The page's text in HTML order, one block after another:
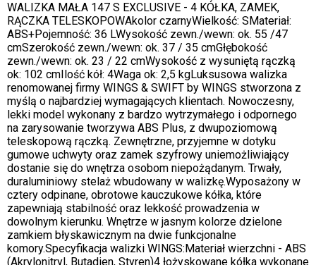
WALIZKA MAŁA 147 S EXCLUSIVE - 4 KÓŁKA, ZAMEK,
RĄCZKA TELESKOPOWAkolor czarnyWielkość: SMateriał:
ABS+Pojemność: 36 LWysokość zewn./wewn: ok. 55 /47
cmSzerokość zewn./wewn: ok. 37 / 35 cmGłębokość
zewn./wewn: ok. 23 / 22 cmWysokość z wysuniętą rączką
ok: 102 cmIlość kół: 4Waga ok: 2,5 kgLuksusowa walizka
renomowanej firmy WINGS & SWIFT by WINGS stworzona z
myślą o najbardziej wymagających klientach. Nowoczesny,
lekki model wykonany z bardzo wytrzymałego i odpornego
na zarysowanie tworzywa ABS Plus, z dwupoziomową
teleskopową rączką. Zewnętrzne, przyjemne w dotyku
gumowe uchwyty oraz zamek szyfrowy uniemożliwiający
dostanie się do wnętrza osobom niepożądanym. Trwały,
duraluminiowy stelaż wbudowany w walizkę.Wyposażony w
cztery odpinane, obrotowe kauczukowe kółka, które
zapewniają stabilność oraz lekkość prowadzenia w
dowolnym kierunku. Wnętrze w jasnym kolorze dzielone
zamkiem błyskawicznym na dwie funkcjonalne
komory.Specyfikacja walizki WINGS:Materiał wierzchni - ABS
(Akrylonitryl, Butadien, Styren)4 łożyskowane kółka wykonane